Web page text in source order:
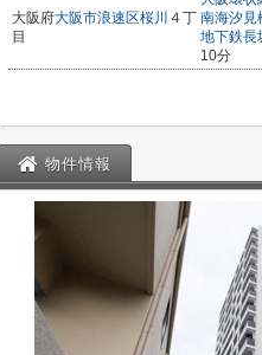
大阪府大阪市浪速区桜川 ４丁
目
南海汐見
地下鉄長
10分
物件情報